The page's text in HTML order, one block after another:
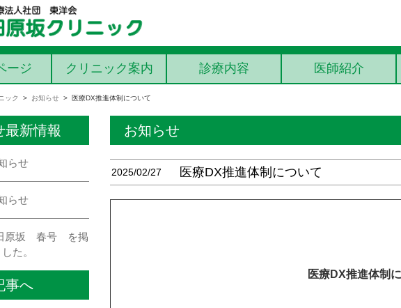
動
ージ クリニック案内 診療内容 医師紹介
ック > お知らせ > 医療DX推進体制について
お知らせ
2025/02/27 医療DX推進体制について
医療DX推進体制
最新情報
らせ
らせ
原坂 春号 を掲
た。
事へ